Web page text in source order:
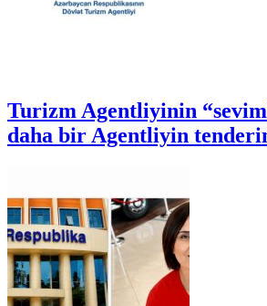
Turizm Agentliyinin
daha bir Agentliyin